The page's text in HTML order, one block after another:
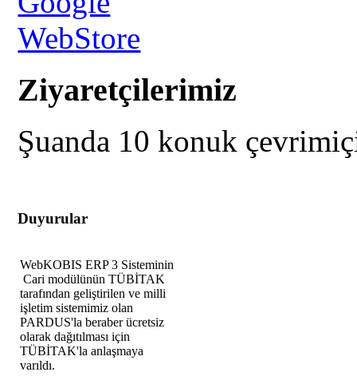
Ziyaretçilerimiz
Şuanda 10 konuk
Duyurular
WebKOBIS ERP 3 Sisteminin
Cari modülünün TÜBİTAK
tarafından geliştirilen ve milli
işletim sistemimiz olan
PARDUS'la beraber ücretsiz
olarak dağıtılması için
TÜBİTAK'la anlaşmaya
varıldı.